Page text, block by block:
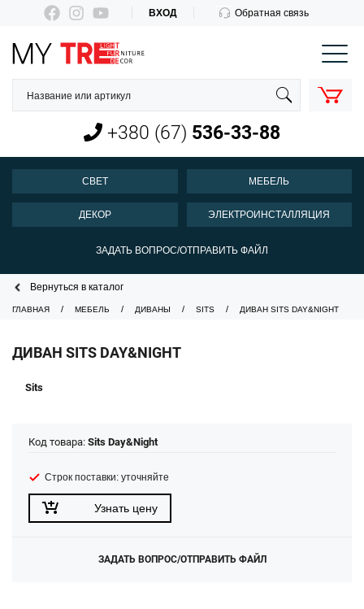
ВХОД Обратная связь
О нас
Оплата и доставка
Контакты
+380 (67)536-33-88
КОРЗИНА
+380 (67) 536-33-88
СВЕТ МЕБЕЛЬ
ДЕКОР ЭЛЕКТРОИНСТАЛЛЯЦИЯ
ЗАДАТЬ ВОПРОС/ОТПРАВИТЬ ФАЙЛ
ГЛАВНАЯ МЕБЕЛЬ ДИВАНЫ SITS ДИВАН SITS DAY&NIGHT
Вернуться в каталог
ДИВАН SITS DAY&NIGHT
Sits
Код товара: Sits Day&Night
Строк поставки: уточняйте
Узнать цену
ЗАДАТЬ ВОПРОС/ОТПРАВИТЬ ФАЙЛ